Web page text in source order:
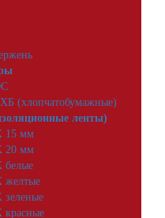
(хлопчатобумажные)
ленты)
15 мм
20 мм
белые
желтые